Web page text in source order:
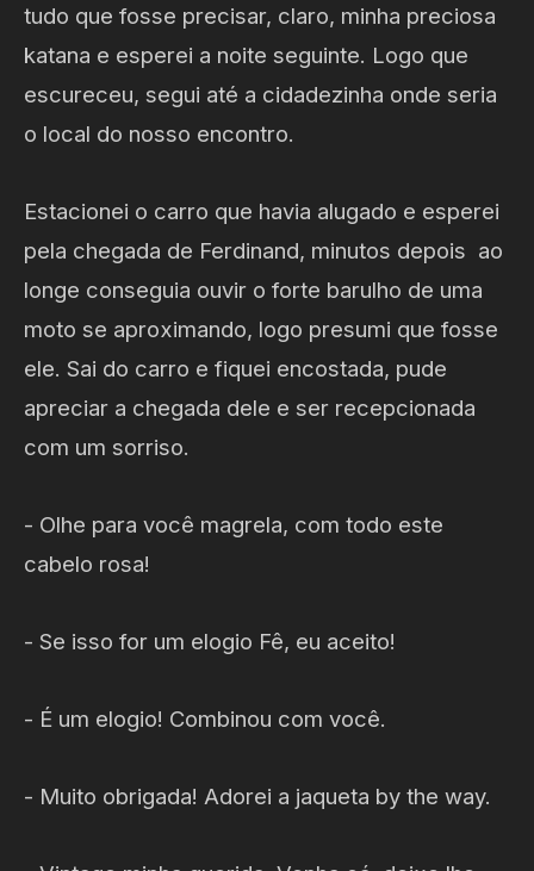
tudo que fosse precisar, claro, minha preciosa
katana e esperei a noite seguinte. Logo que
escureceu, segui até a cidadezinha onde seria
o local do nosso encontro.
Estacionei o carro que havia alugado e esperei
pela chegada de Ferdinand, minutos depois ao
longe conseguia ouvir o forte barulho de uma
moto se aproximando, logo presumi que fosse
ele. Sai do carro e fiquei encostada, pude
apreciar a chegada dele e ser recepcionada
com um sorriso.
- Olhe para você magrela, com todo este
cabelo rosa!
- Se isso for um elogio Fê, eu aceito!
- É um elogio! Combinou com você.
- Muito obrigada! Adorei a jaqueta by the way.